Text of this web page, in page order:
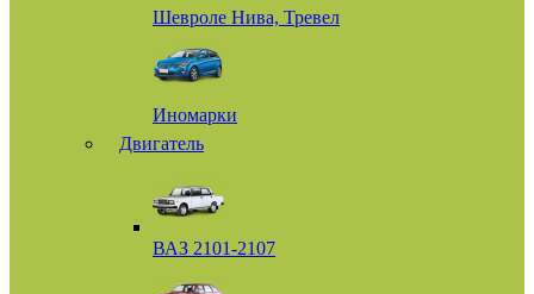
Шевроле Нива, Тревел
Иномарки
Двигатель
ВАЗ 2101-2107